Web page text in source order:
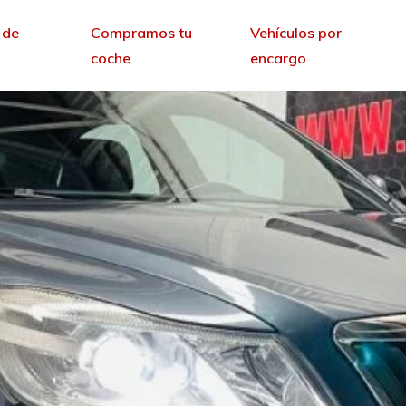
Compramos tu
coche
Vehículos por
encargo